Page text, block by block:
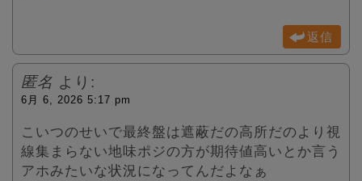
返信
匿名 より:
6月 6, 2026 5:17 pm
こいつのせいで最終盤は遮蔽だの高所だのより視
線集まらない地味ポジの方が期待値高いとか言う
アホみたいな状況になってんだよなぁ